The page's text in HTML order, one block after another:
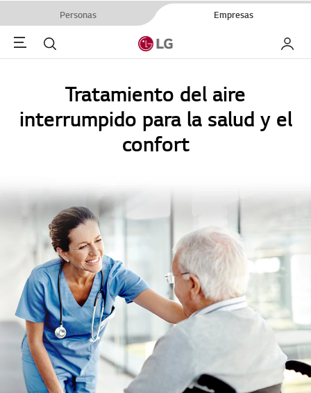
Personas Empresas
Menu Buscar My LG
Tratamiento del aire
interrumpido para la salud y el
confort